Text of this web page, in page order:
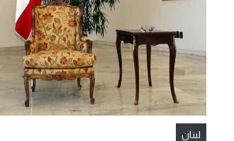
لبنان